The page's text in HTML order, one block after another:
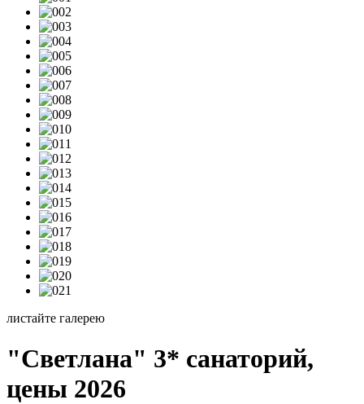
листайте галерею
"Светлана" 3* санаторий,
цены 2026